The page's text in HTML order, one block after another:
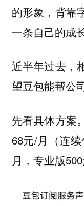
的形象，背靠
一条自己的成
近半年过去，
望豆包能帮公
先看具体方案
68元/月（连
月，专业版500